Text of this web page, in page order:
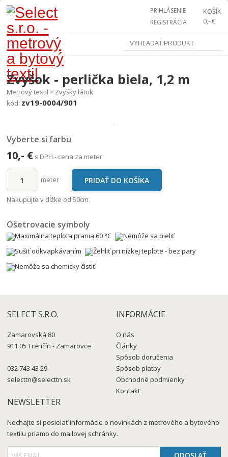
KOŠÍK
0,- €
PRIHLÁSENIE
REGISTRÁCIA
Zvyšok - perlička biela, 1,2 m
Metrový textil > Zvyšky látok
kód: zv19-0004/901
Vyberte si farbu
10,- € s DPH - cena za meter
meter
Nakupujte v dĺžke od 50cm.
Ošetrovacie symboly
SELECT S.R.O.
Zamarovská 80
911 05 Trenčín - Zamarovce
032 743 43 29
selecttn@selecttn.sk
INFORMÁCIE
O nás
Články
Spôsob doručenia
Spôsob platby
Obchodné podmienky
Kontakt
NEWSLETTER
Nechajte si posielať informácie o novinkách z metrového a bytového
textilu priamo do mailovej schránky.